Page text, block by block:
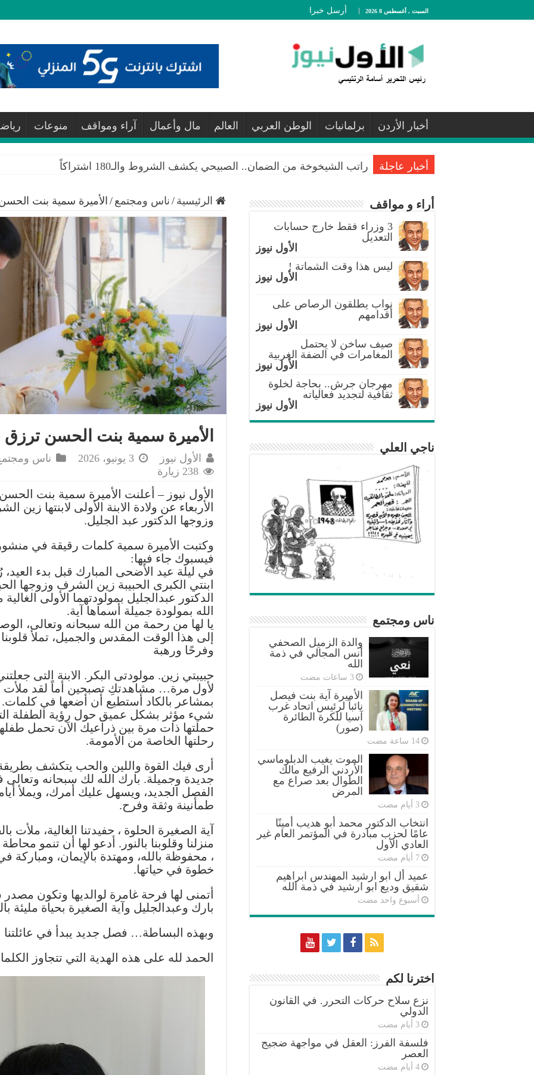
السبت , أغسطس 8 2026 أرسل خبرا
أخبار الأردن برلمانيات الوطن العربي العالم مال وأعمال آراء ومواقف منوعات
أخبار عاجلة راتب الشيخوخة من الضمان.. الصبيحي يكشف الشروط والـ180 اشتراكاً
الرئيسية / ناس ومجتمع / الأميرة سمية بنت
الأميرة سمية بنت الحسن
الأول نيوز 3 يونيو، 2026 ناس
238 زيارة
الأول نيوز – أعلنت الأميرة سمية بنت الحسن
الأربعاء عن ولادة الابنة الأولى لابنتها زين
وزوجها الدكتور عبد الجليل.
وكتبت الأميرة سمية كلمات رقيقة في
فيسبوك جاء فيها:
في ليلة عيد الأضحى المبارك قبل بدء
ابنتي الكبرى الحبيبة زين الشرف وزوجها
الدكتور عبدالجليل بمولودتهما الأولى
الله بمولودة جميلة أسماها آية.
يا لها من رحمة من الله سبحانه وتعالى،
إلى هذا الوقت المقدس والجميل، تملأ
وفرحًا ورهبة
حبيبتي زين. مولودتى البكر. الابنة التى
لأول مرة… مشاهدتكِ تصبحين أماً لقد ملأت
بمشاعر بالكاد أستطيع أن أضعها في كلمات.
شيء مؤثر بشكل عميق حول رؤية الطفلة
حملتها ذات مرة بين ذراعيك الآن تحمل
رحلتها الخاصة من الأمومة.
أرى فيك القوة واللين والحب يتكشف
جديدة وجميلة. بارك الله لك سبحانه وتعالى
الفصل الجديد، ويسهل عليك أمرك، ويملأ
طمأنينة وثقة وفرح.
آية الصغيرة الحلوة ، حفيدتنا الغالية، ملأت
منزلنا وقلوبنا بالنور. أدعو لها أن تنمو
، محفوظة بالله، ومهتدة بالإيمان، ومباركة
خطوة في حياتها.
أتمنى لها فرحة غامرة لوالديها وتكون مصدر
بارك وعبدالجليل وآية الصغيرة بحياة مليئة
وبهذه البساطة… فصل جديد يبدأ في عائلتنا
الحمد لله على هذه الهدية التي تتجاوز
أراء و مواقف
3 وزراء فقط خارج حسابات
التعديل
الأول نيوز
ليس هذا وقت الشماتة !
الأول نيوز
نواب يطلقون الرصاص على
أقدامهم
الأول نيوز
صيف ساخن لا يحتمل
المغامرات في الضفة الغربية
الأول نيوز
مهرجان جرش.. بحاجة لخلوة
ثقافية لتجديد فعالياته
الأول نيوز
ناجي العلي
ناس ومجتمع
والدة الزميل الصحفي
أنس المجالي في ذمة
الله
الأميرة آية بنت فيصل
نائباً لرئيس اتحاد غرب
آسيا للكرة الطائرة
(صور)
الموت يغيب الدبلوماسي
الأردني الرفيع مالك
الطوال بعد صراع مع
المرض
انتخاب الدكتور محمد أبو هديب أمينًا
عامًا لحزب مبادرة في المؤتمر العام غير
العادي الأول
عميد أل ابو ارشيد المهندس ابراهيم
شقيق وديع ابو ارشيد في ذمة الله
‏أسبوع واحد مضت
اخترنا لكم
نزع سلاح حركات التحرر. في القانون
الدولي
فلسفة الفرز: العقل في مواجهة ضجيج
العصر